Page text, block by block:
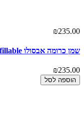
₪235.00
שמן כרומה אבסולו Chroma Absolu Refillable- לשיער צבוע מלא ברק
₪235.00
הוספה לסל